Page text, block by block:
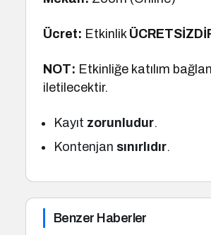
Ücret: Etkinlik
NOT: Etkinliğe katılım
iletilecektir.
Kayıt zorunludur.
Kontenjan sınırlıdır.
Benzer Haberler